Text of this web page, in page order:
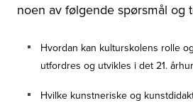
noen av følgende spørsmål og
Hvordan kan kulturskolens rolle
utfordres og utvikles i det 21.
Hvilke kunstneriske og